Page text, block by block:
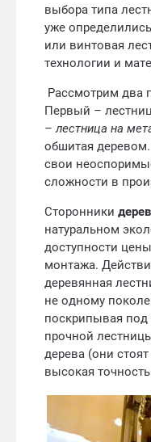
выбора типа
уже
или винтовая
технологии и
Рассмотрим два
Первый –
–лестница на
обшитая
свои
сложности в
Сторонники
натуральном
доступности
монтажа.
деревянная
не одному
поскрипывая
прочной
дерева (они
высокая